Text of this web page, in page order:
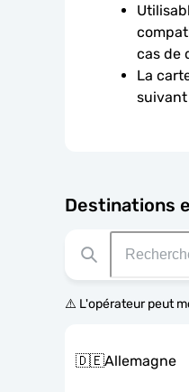
cas de
La
Destinations
⚠️ L'opérateur peut
🇩🇪Allemagne